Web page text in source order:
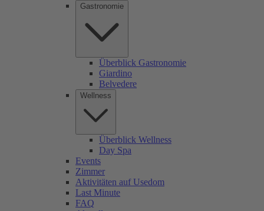
Gastronomie
Überblick Gastronomie
Giardino
Belvedere
Wellness
Überblick Wellness
Day Spa
Events
Zimmer
Aktivitäten auf Usedom
Last Minute
FAQ